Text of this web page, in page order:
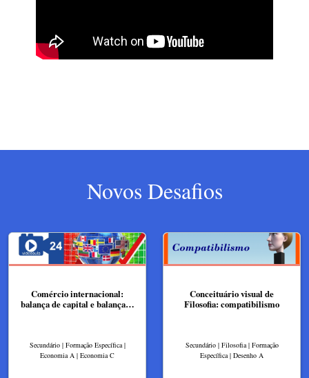
Novos Desafios
Comércio internacional:
balança de capital e balança…
Secundário | Formação Específica |
Economia A | Economia C
Conceituário visual de
Filosofia: compatibilismo
Secundário | Filosofia | Formação
Específica | Desenho A